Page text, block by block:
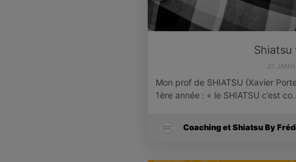
Shiatsu
21
Mon prof de SHIATSU (Xavier
1ère année : « le SHIATSU c’est
Coaching et Shiatsu By